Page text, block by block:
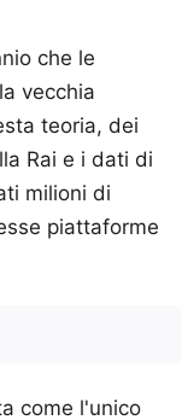
che le
vecchia
teoria, dei
Rai e i dati di
milioni di
piattaforme
come l'unico